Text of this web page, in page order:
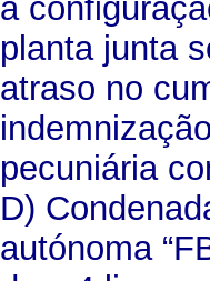
a
planta junta
atraso no
pecuniária
D)
autónoma